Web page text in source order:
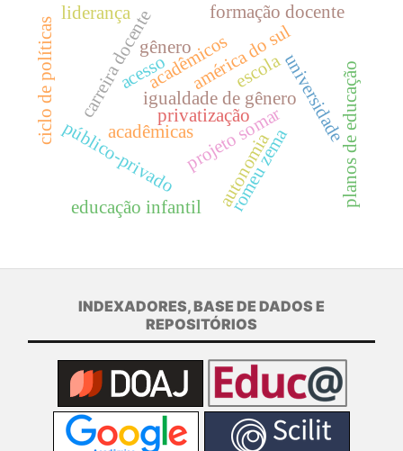
privatização
projeto somar
público-privado romeu zema
igualdade de gênero
acadêmicos
acadêmicas universidadeplanos de educação
gênero
ciclo de políticas acesso américa do sul
escola
autonomia
carreira docente formação docente
liderança
educação infantil
INDEXADORES, BASE DE DADOS E
REPOSITÓRIOS